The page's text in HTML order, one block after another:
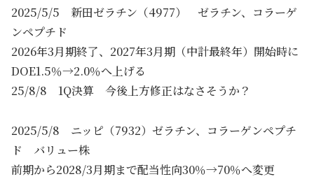
2025/5/5 新田ゼラチン（4977） ゼラチン、コラーゲ
ンペプチド
2026年3月期終了、2027年3月期（中計最終年）開始時に
DOE1.5％→2.0％へ上げる
25/8/8 1Q決算 今後上方修正はなさそうか？
2025/5/8 ニッピ（7932）ゼラチン、コラーゲンペプチ
ド バリュー株
前期から2028/3月期まで配当性向30％→70％へ変更